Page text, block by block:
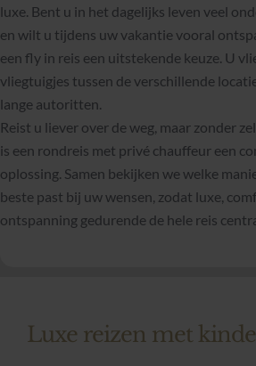
luxe. Bent u in het dagelijks leven veel
en wilt u tijdens uw vakantie vooral
een fly in reis een uitstekende keuze. U
vliegtuigjes tussen de verschillende
lange autoritten.
Reist u liever over de weg, maar zonder
is een rondreis met privé chauffeur een
oplossing. Samen bekijken we welke
beste past bij uw wensen, zodat luxe,
ontspanning gedurende de hele reis
Luxe reizen met